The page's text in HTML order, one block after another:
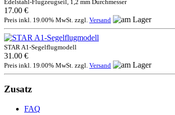
Edelstahl-Flugzeugseil, 1,2 mm Durchmesser
17.00 €
Preis inkl. 19.00% MwSt. zzgl. Versand
STAR A1-Segelflugmodell
31.00 €
Preis inkl. 19.00% MwSt. zzgl. Versand
Zusatz
FAQ